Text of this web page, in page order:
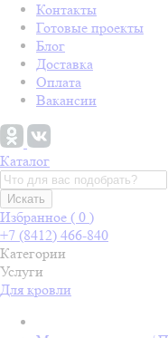
Контакты
Готовые проекты
Блог
Доставка
Оплата
Вакансии
Каталог
Искать
Избранное ( 0 )
+7 (8412) 466-840
Категории
Услуги
Для кровли